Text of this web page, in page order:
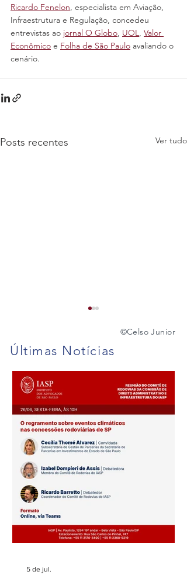
Ricardo Fenelon, especialista em Aviação,
Infraestrutura e Regulação, concedeu
entrevistas ao jornal O Globo, UOL, Valor
Econômico e Folha de São Paulo avaliando o
cenário.
Posts recentes Ver tudo
Fenelon Barretto Rost
novamente entre os mais
admirados
©️Celso Junior
Últimas Notícias
5 de jul.